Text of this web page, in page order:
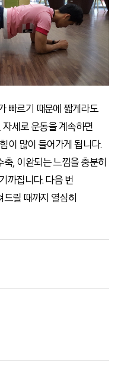
빠르기 때문에 짧게라도
세로 운동을 계속하면
이 많이 들어가게 됩니다.
, 이완되는 느낌을 충분히
까집니다. 다음 번
릴 때까지 열심히